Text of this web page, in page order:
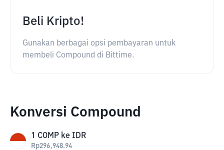
Beli Kripto!
Gunakan berbagai opsi pembayaran untuk
membeli Compound di Bittime.
Konversi Compound
1 COMP ke IDR
Rp296,948.94